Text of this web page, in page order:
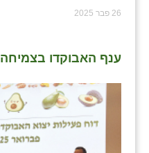
26 פבר 2025
ענף האבוקדו בצמיחה